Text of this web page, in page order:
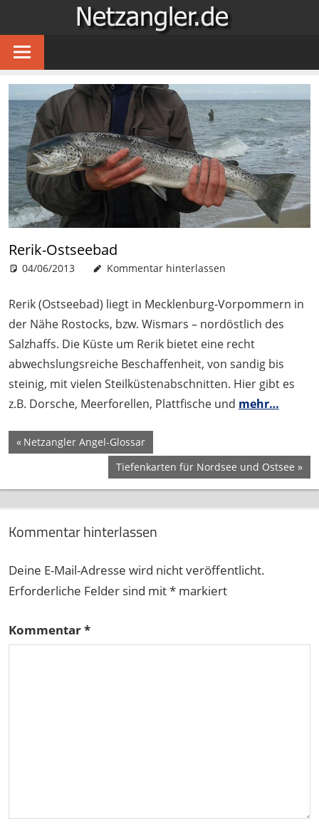
springen
für
Angler
im
Netz
Rerik-Ostseebad
04/06/2013 Patrick
Gewässer,Meeresangeln
Kommentar hinterlassen
Rerik (Ostseebad) liegt in Mecklenburg-Vorpommern in
der Nähe Rostocks, bzw. Wismars – nordöstlich des
Salzhaffs. Die Küste um Rerik bietet eine recht
abwechslungsreiche Beschaffenheit, von sandig bis
steinig, mit vielen Steilküstenabschnitten. Hier gibt es
z.B. Dorsche, Meerforellen, Plattfische und mehr…
Beitragsnavigation
Vorheriger
Beitrag:
Netzangler Angel-Glossar
Nächster
Tiefenkarten für Nordsee und Ostsee
Kommentar hinterlassen
Deine E-Mail-Adresse wird nicht veröffentlicht.
Erforderliche Felder sind mit*markiert
Kommentar*